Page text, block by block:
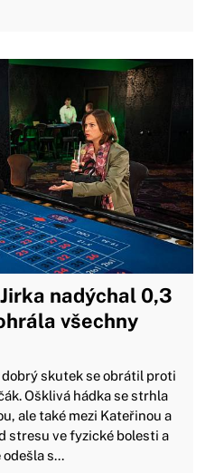
nadýchal 0,3
všechny
skutek se obrátil proti
Ošklivá hádka se strhla
ale také mezi Kateřinou a
stresu ve fyzické bolesti a
s...